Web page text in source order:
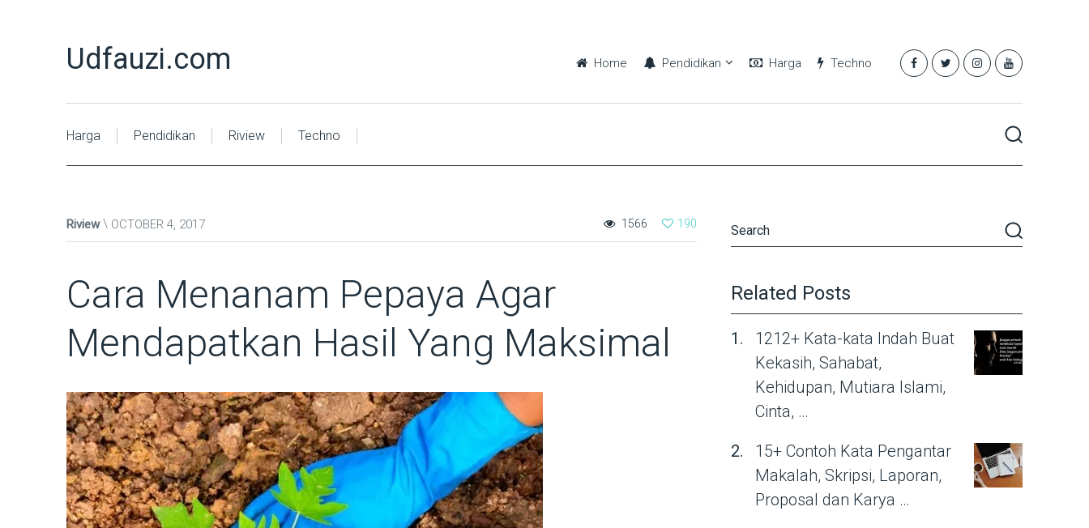
Udfauzi.com Home Pendidikan Harga Techno
Harga Pendidikan Riview Techno
Riview OCTOBER 4, 2017 190
1566
Cara Menanam Pepaya Agar
Mendapatkan Hasil Yang Maksimal
Related Posts
1212+ Kata-kata Indah Buat
Kekasih, Sahabat,
Kehidupan, Mutiara Islami,
Cinta, …
15+ Contoh Kata Pengantar
Makalah, Skripsi, Laporan,
Proposal dan Karya …